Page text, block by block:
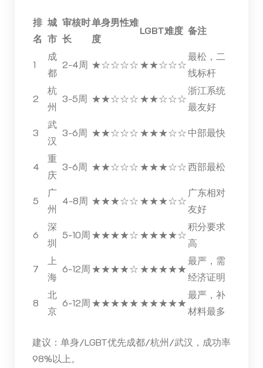
排
名
城
市
审核时
长
单身男性难
度
LGBT难度 备注
1
成
都
2-4周 ★☆☆☆☆★★☆☆☆
最松，二
线标杆
2
杭
州
3-5周 ★★☆☆☆★★☆☆☆
浙江系统
最友好
3
武
汉
3-6周 ★★☆☆☆★★★☆☆中部最快
4
重
庆
3-6周 ★★☆☆☆★★★☆☆西部最松
5
广
州
4-8周 ★★★☆☆★★★☆☆
广东相对
友好
6
深
圳
5-10周★★★★☆★★★★☆
积分要求
高
7
上
海
6-12周★★★★☆★★★★★
最严，需
经济证明
8
北
京
6-12周★★★★★★★★★★
最严，补
材料最多
建议：单身/LGBT优先成都/杭州/武汉，成功率
98%以上。